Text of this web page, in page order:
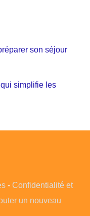
son séjour
simplifie les
- Confidentialité et
un nouveau